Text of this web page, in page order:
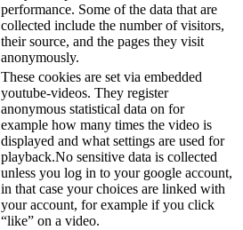
performance. Some of the data that are
collected include the number of visitors,
their source, and the pages they visit
anonymously.
These cookies are set via embedded
youtube-videos. They register
anonymous statistical data on for
example how many times the video is
displayed and what settings are used for
playback.No sensitive data is collected
unless you log in to your google account,
in that case your choices are linked with
your account, for example if you click
“like” on a video.